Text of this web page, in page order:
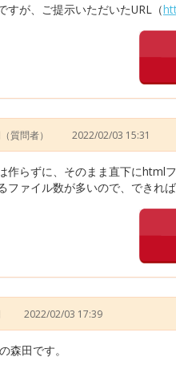
すが、ご提示いただいたURL（
（質問者） 2022/02/03 15:31
作らずに、そのまま直下にhtml
ファイル数が多いので、でき
2022/02/03 17:39
森田です。